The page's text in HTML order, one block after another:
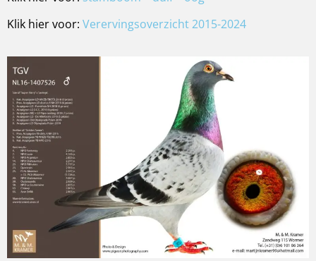
Klik hier voor: Verervingsoverzicht 2015-2024